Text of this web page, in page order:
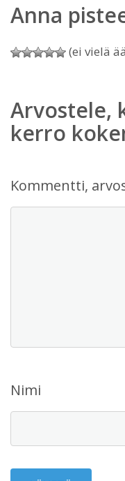
Anna
(ei vielä
Arvostele,
kerro
Kommentti,
Nimi